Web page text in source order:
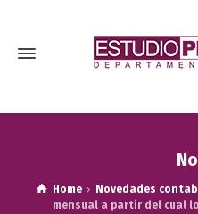
Home Novedades
mensual a partir del cual